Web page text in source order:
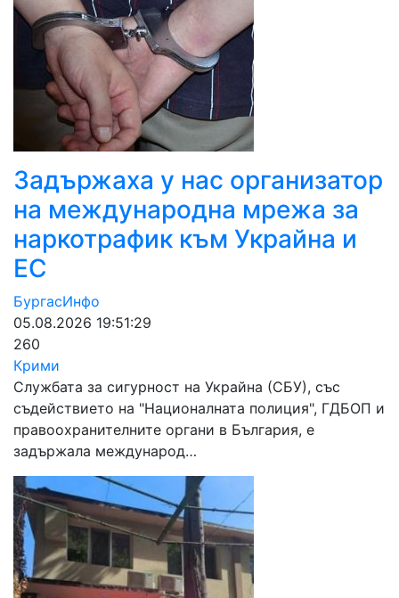
Задържаха у нас организатор
на международна мрежа за
наркотрафик към Украйна и
ЕС
БургасИнфо
05.08.2026 19:51:29
260
Крими
Службата за сигурност на Украйна (СБУ), със
съдействието на "Националната полиция", ГДБОП и
правоохранителните органи в България, е
задържала международ…